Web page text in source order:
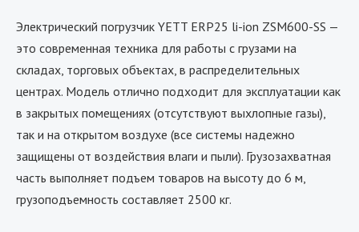
Электрический погрузчик YETT ERP25 li-ion ZSM600-SS —
это современная техника для работы с грузами на
складах, торговых объектах, в распределительных
центрах. Модель отлично подходит для эксплуатации как
в закрытых помещениях (отсутствуют выхлопные газы),
так и на открытом воздухе (все системы надежно
защищены от воздействия влаги и пыли). Грузозахватная
часть выполняет подъем товаров на высоту до 6 м,
грузоподъемность составляет 2500 кг.